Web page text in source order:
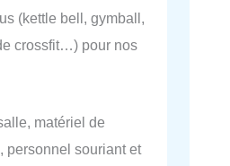
(kettle bell, gymball,
crossfit…) pour nos
matériel de
personnel souriant et